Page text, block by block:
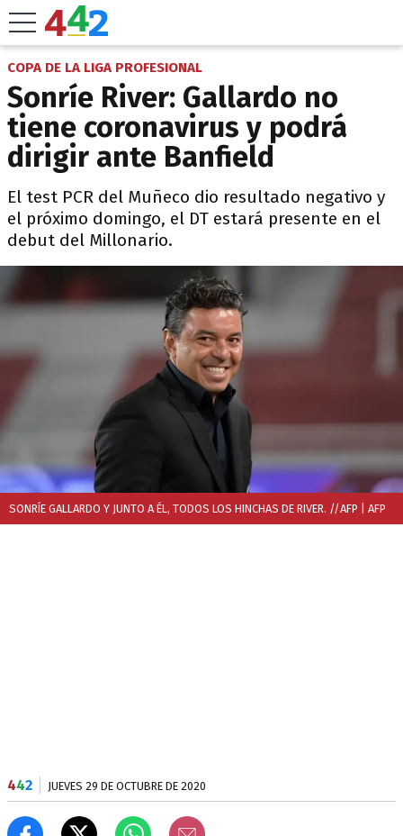
COPA DE LA LIGA PROFESIONAL
Sonríe River: Gallardo no
tiene coronavirus y podrá
dirigir ante Banfield
El test PCR del Muñeco dio resultado negativo y
el próximo domingo, el DT estará presente en el
debut del Millonario.
SONRÍE GALLARDO Y JUNTO A ÉL, TODOS LOS HINCHAS DE RIVER. //AFP | AFP
442 JUEVES 29 DE OCTUBRE DE 2020